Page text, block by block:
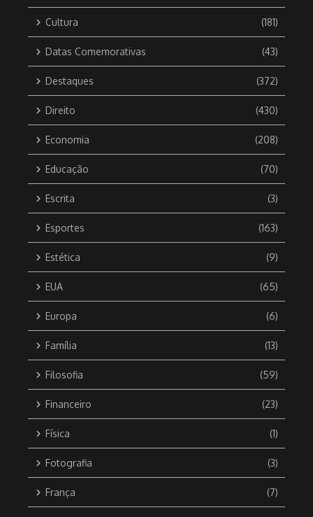
Cultura (181)
Datas Comemorativas (43)
Destaques (372)
Direito (430)
Economia (208)
Educação (70)
Escrita (3)
Esportes (163)
Estética (9)
EUA (65)
Europa (6)
Família (13)
Filosofia (59)
Financeiro (23)
Física (1)
Fotografia (3)
França (7)